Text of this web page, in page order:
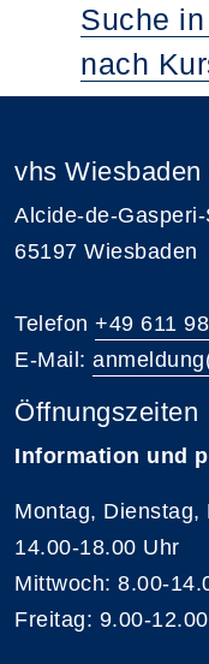
Suche
nach
vhs Wiesbaden
Alcide-de-
65197 Wiesbaden
Telefon +49 611
E-Mail:
Öffnungszeiten
Information und
Montag, Dienstag,
14.00-18.00 Uhr
Mittwoch: 8.00-
Freitag: 9.00-